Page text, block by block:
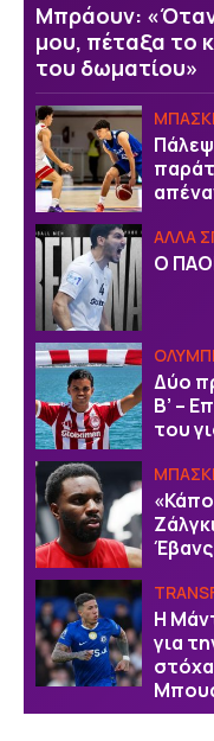
Μπράουν: «Όταν
μου, πέταξα το
του δωματίου»
ΑΛΛΑ
Ο
Δύο
Β’ –
του
Η
για